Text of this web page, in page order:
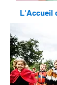
L'Accueil